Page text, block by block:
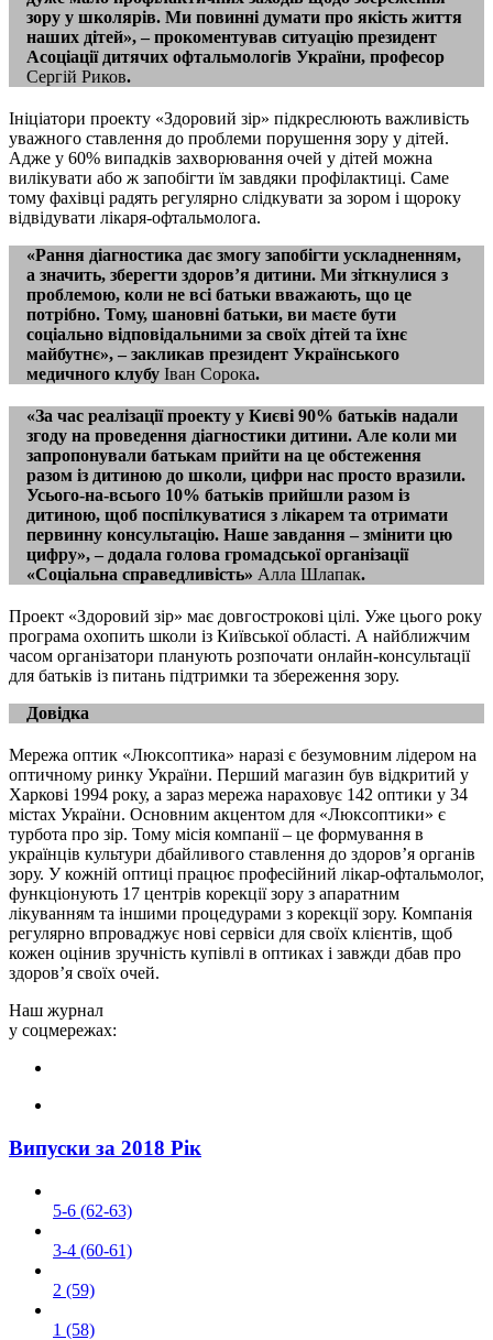
зору у школярів. Ми повинні думати про якість життя
наших дітей», – прокоментував ситуацію президент
Асоціації дитячих офтальмологів України, професор
Сергій Риков.
Ініціатори проекту «Здоровий зір» підкреслюють важливість
уважного ставлення до проблеми порушення зору у дітей.
Адже у 60% випадків захворювання очей у дітей можна
вилікувати або ж запобігти їм завдяки профілактиці. Саме
тому фахівці радять регулярно слідкувати за зором і щороку
відвідувати лікаря-офтальмолога.
«Рання діагностика дає змогу запобігти ускладненням,
а значить, зберегти здоров’я дитини. Ми зіткнулися з
проб­лемою, коли не всі батьки вважають, що це
потрібно. Тому, шановні батьки, ви маєте бути
соціально відповідальними за своїх дітей та їхнє
майбутнє», – закликав президент Українського
медичного клубу Іван Сорока.
«За час реалізації проекту у Києві 90% батьків надали
згоду на проведення діагностики дитини. Але коли ми
запропонували батькам прийти на це обстеження
разом із дитиною до школи, цифри нас просто вразили.
Усього-на-всього 10% батьків прийшли разом із
дитиною, щоб поспілкуватися з лікарем та отримати
первинну консультацію. Наше завдання – змінити цю
цифру», – додала голова громадської організації
«Соціальна справедливість» Алла Шлапак.
Проект «Здоровий зір» має довгострокові цілі. Уже цього року
програма охопить школи із Київської області. А найближчим
часом організатори планують розпочати онлайн-консультації
для батьків із питань підтримки та збереження зору.
Довідка
Мережа оптик «Люксоптика» наразі є безумовним лідером на
оптичному ринку України. Перший магазин був відкритий у
Харкові 1994 року, а зараз мережа нараховує 142 оптики у 34
містах України. Основним акцентом для «Люксоптики» є
турбота про зір. Тому місія компанії – це формування в
українців культури дбайливого ставлення до здоров’я органів
зору. У кожній оптиці працює професійний лікар-офтальмолог,
функціонують 17 центрів корекції зору з апаратним
лікуванням та іншими процедурами з корекції зору. Компанія
регулярно впроваджує нові сервіси для своїх клієнтів, щоб
кожен оцінив зручність купівлі в оптиках і завжди дбав про
здоров’я своїх очей.
Наш журнал
у соцмережах:
Випуски за 2018 Рік
5-6 (62-63)
3-4 (60-61)
2 (59)
1 (58)